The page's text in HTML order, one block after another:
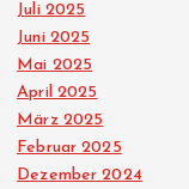
Juli 2025
Juni 2025
Mai 2025
April 2025
März 2025
Februar 2025
Dezember 2024